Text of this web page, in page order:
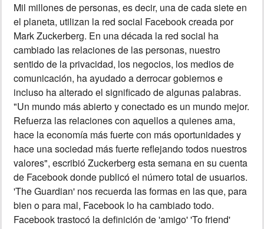
INSÓLITAS
MULTIMEDIA
Mil millones de personas, es decir, una de cada siete en
el planeta, utilizan la red social Facebook creada por
Mark Zuckerberg. En una década la red social ha
cambiado las relaciones de las personas, nuestro
sentido de la privacidad, los negocios, los medios de
comunicación, ha ayudado a derrocar gobiernos e
incluso ha alterado el significado de algunas palabras.
"Un mundo más abierto y conectado es un mundo mejor.
Refuerza las relaciones con aquellos a quienes ama,
hace la economía más fuerte con más oportunidades y
hace una sociedad más fuerte reflejando todos nuestros
valores", escribió Zuckerberg esta semana en su cuenta
de Facebook donde publicó el número total de usuarios.
'The Guardian' nos recuerda las formas en las que, para
bien o para mal, Facebook lo ha cambiado todo.
Facebook trastocó la definición de 'amigo' 'To friend'